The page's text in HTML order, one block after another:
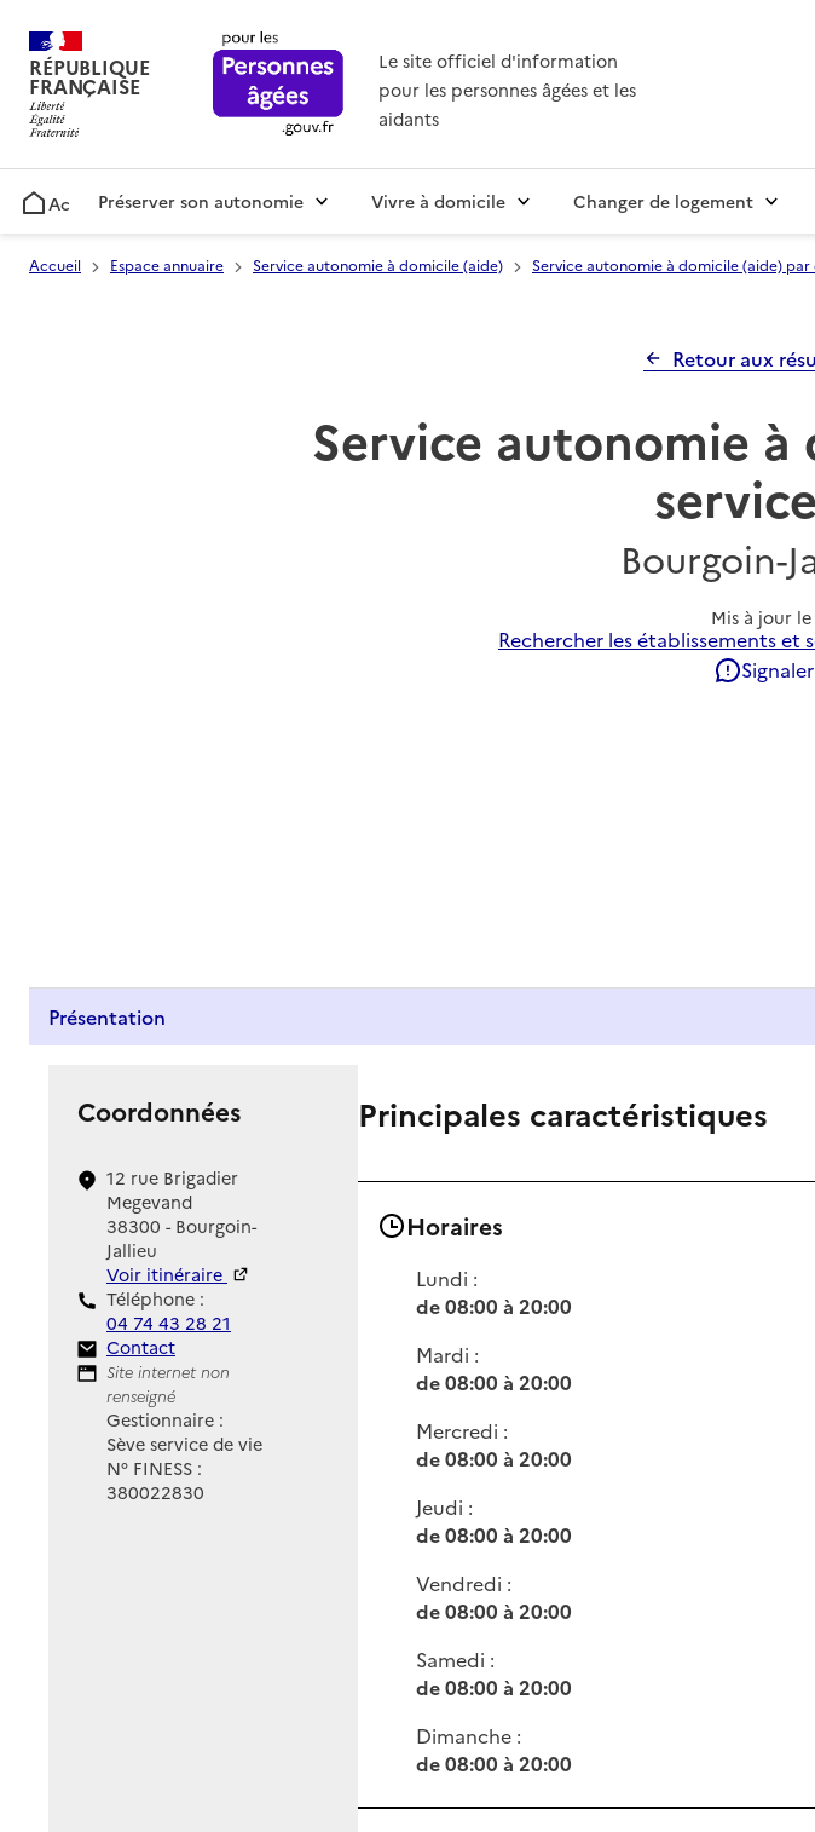
RÉPUBLIQUE
FRANÇAISE
Le site officiel d'information
pour les personnes âgées et les
aidants
AccueilPréserver son autonomie Vivre à domicile Changer de logement
Accueil Espace annuaire Service autonomie à domicile (aide) Service autonomie à domicile (aide)
Retour aux
Service autonomie à
Bourgoin-
Mis à jour le
Rechercher les établissements et
Présentation
Coordonnées
12 rue Brigadier
Megevand
38300 - Bourgoin-
Jallieu
Voir itinéraire
Téléphone :
04 74 43 28 21
Contact
Contact
Site Internet
Site internet non
renseigné
Gestionnaire :
Sève service de vie
N° FINESS :
380022830
Principales caractéristiques
Horaires
Lundi :
de 08:00 à 20:00
Mardi :
de 08:00 à 20:00
Mercredi :
de 08:00 à 20:00
Jeudi :
de 08:00 à 20:00
Vendredi :
de 08:00 à 20:00
Samedi :
de 08:00 à 20:00
Dimanche :
de 08:00 à 20:00